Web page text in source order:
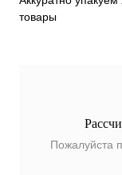
товары
Пожалуйста